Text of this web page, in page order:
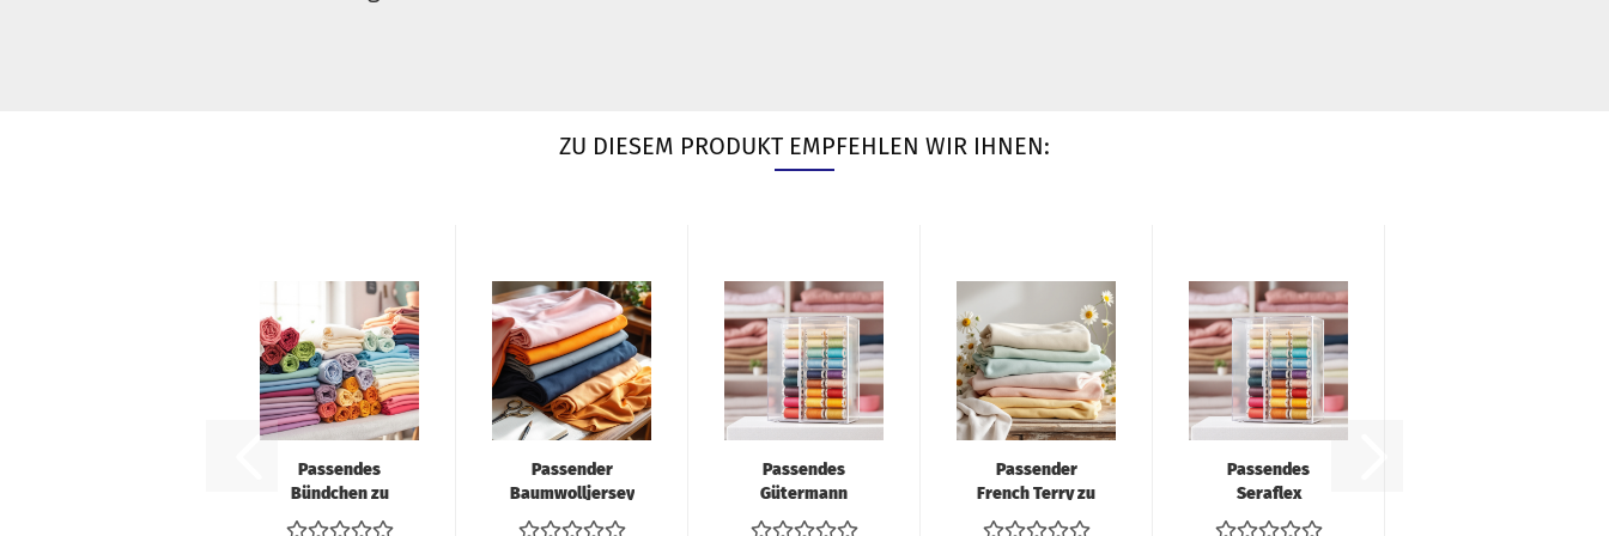
ZU DIESEM PRODUKT EMPFEHLEN WIR IHNEN:
Passendes
Bündchen zu
Deiner
Passender
Baumwolljersey
zu Deiner
Passendes
Gütermann
Nähgarn zu
Passender
French Terry zu
Deiner
Passendes
Seraflex
Nähgarn zu